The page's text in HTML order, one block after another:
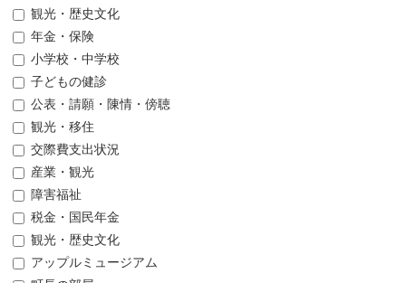
観光・歴史文化
年金・保険
小学校・中学校
子どもの健診
公表・請願・陳情・傍聴
観光・移住
交際費支出状況
産業・観光
障害福祉
税金・国民年金
観光・歴史文化
アップルミュージアム